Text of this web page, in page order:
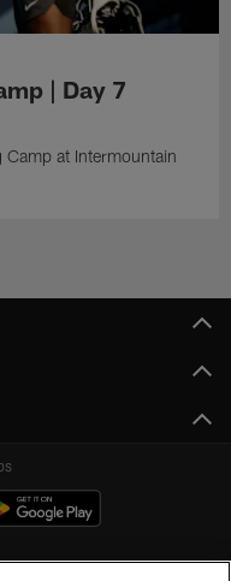
| Day 7
at Intermountain